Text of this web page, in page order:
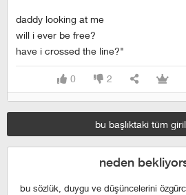
daddy looking at me
will i ever be free?
have i crossed the line?"
0 2
bu başlıktaki tüm
neden
bu sözlük, duygu ve düşüncelerini